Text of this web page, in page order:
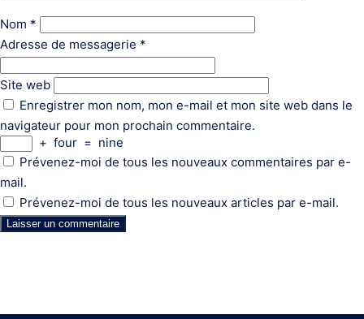
Nom *
Adresse de messagerie *
Site web
Enregistrer mon nom, mon e-mail et mon site web dans le
navigateur pour mon prochain commentaire.
+ four = nine
Prévenez-moi de tous les nouveaux commentaires par e-
mail.
Prévenez-moi de tous les nouveaux articles par e-mail.